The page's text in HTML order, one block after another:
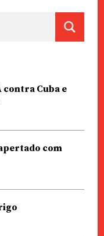
contra Cuba e
com